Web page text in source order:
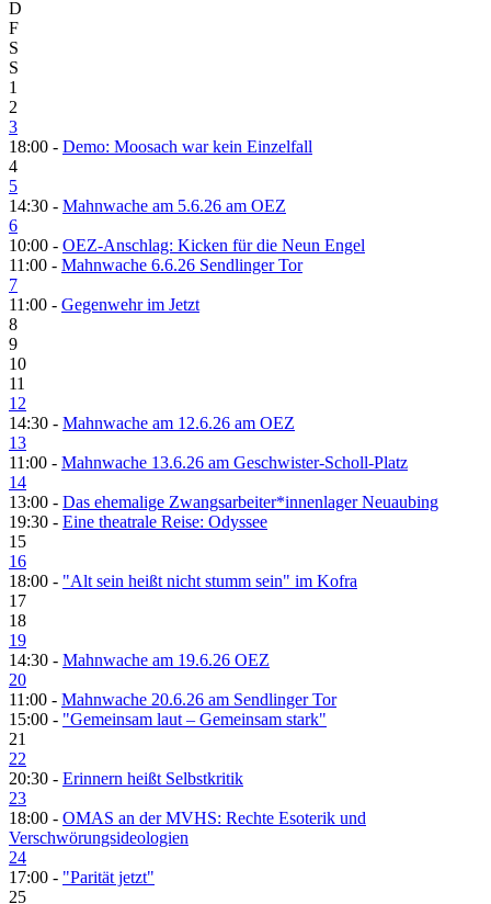
D
F
S
S
1
2
3
18:00 - Demo: Moosach war kein Einzelfall
4
5
14:30 - Mahnwache am 5.6.26 am OEZ
6
10:00 - OEZ-Anschlag: Kicken für die Neun Engel
11:00 - Mahnwache 6.6.26 Sendlinger Tor
7
11:00 - Gegenwehr im Jetzt
8
9
10
11
12
14:30 - Mahnwache am 12.6.26 am OEZ
13
11:00 - Mahnwache 13.6.26 am Geschwister-Scholl-Platz
14
13:00 - Das ehemalige Zwangsarbeiter*innenlager Neuaubing
19:30 - Eine theatrale Reise: Odyssee
15
16
18:00 - "Alt sein heißt nicht stumm sein" im Kofra
17
18
19
14:30 - Mahnwache am 19.6.26 OEZ
20
11:00 - Mahnwache 20.6.26 am Sendlinger Tor
15:00 - "Gemeinsam laut – Gemeinsam stark"
21
22
20:30 - Erinnern heißt Selbstkritik
23
18:00 - OMAS an der MVHS: Rechte Esoterik und
Verschwörungsideologien
24
17:00 - "Parität jetzt"
25